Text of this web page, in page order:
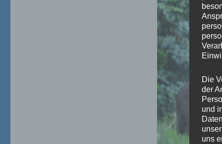
Die
der
und
uns